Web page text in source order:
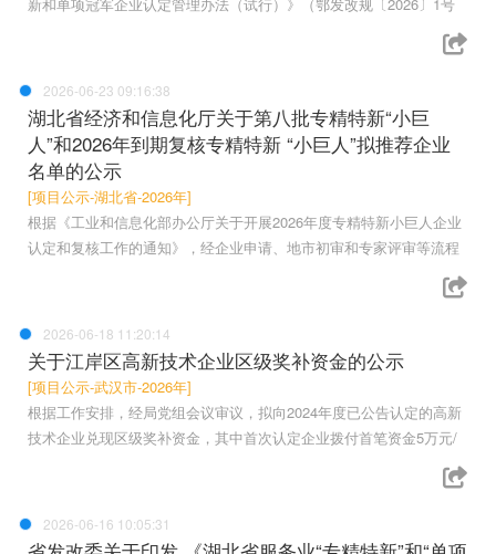
2026-06-23 09:16:38
湖北省经济和信息化厅关于第八批专精特新“小巨
人”和2026年到期复核专精特新 “小巨人”拟推荐企业
名单的公示
[项目公示-湖北省-2026年]
根据《工业和信息化部办公厅关于开展2026年度专精特新小巨人企业
认定和复核工作的通知》，经企业申请、地市初审和专家评审等流程
2026-06-18 11:20:14
关于江岸区高新技术企业区级奖补资金的公示
[项目公示-武汉市-2026年]
根据工作安排，经局党组会议审议，拟向2024年度已公告认定的高新
技术企业兑现区级奖补资金，其中首次认定企业拨付首笔资金5万元/
2026-06-16 10:05:31